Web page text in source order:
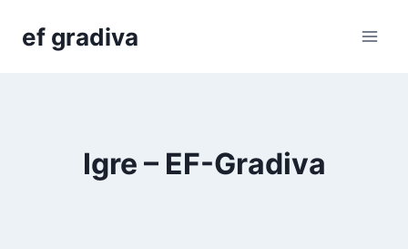
ef gradiva
Igre – EF-Gradiva